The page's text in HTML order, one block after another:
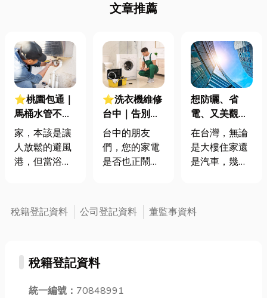
文章推薦
⭐桃園包通｜
馬桶水管不通
怎麼辦？一篇
掌握通水管、
通馬桶的專業
家，本該是讓
人放鬆的避風
港，但當浴室
台散發異味，
或是馬桶突然
間席捲而來。
密度高的桃園
⭐洗衣機維修
台中｜告別洗
不淨、排不掉
的煩惱！台中
洗衣機維修費
台中的朋友
們，您的家電
是否也正鬧著
你洗不淨髒污
或是排水不良
節，如果出了
想防曬、省
電、又美觀？
隔熱紙選對效
果差很大！
在台灣，無論
是大樓住家還
是汽車，幾乎
光與高溫。到
了夏天，走進
稅籍登記資料 公司登記資料 董監事資料
稅籍登記資料
統一編號： 70848991